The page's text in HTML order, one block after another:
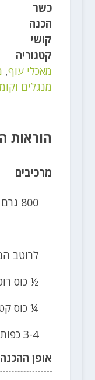
כשר
הכנה
קושי
קטגוריה
מאכלי עוף,
מנגלים
הוראות
מרכיבים
800 גרם כנפי עוף
לרוטב
½ כוס
¼ כוס
3-4 כפות דבש
אופן ההכנה